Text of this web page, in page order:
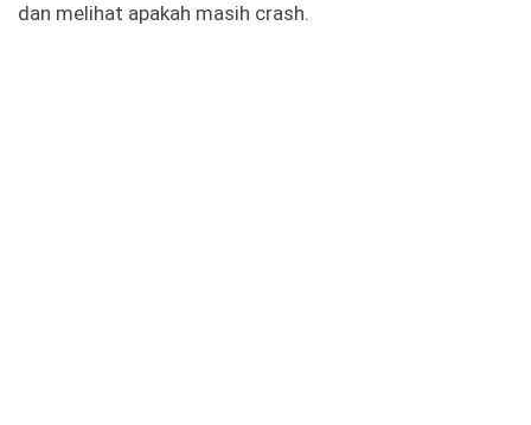
dan melihat apakah masih crash.